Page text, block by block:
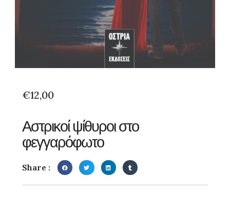
€12,00
Αστρικοί ψίθυροι στο
φεγγαρόφωτο
Share :